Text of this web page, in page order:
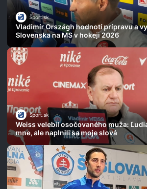
Šport.sk
Vladimír Országh hodnotí prípravu a
Slovenska na MS v hokeji 2026
Šport.sk
Weiss velebil osočovaného muža:
mne, ale naplnili sa moje slová